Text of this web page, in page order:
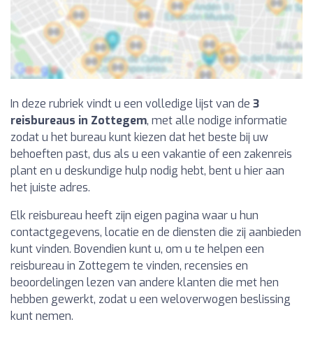
In deze rubriek vindt u een volledige lijst van de 3
reisbureaus in Zottegem, met alle nodige informatie
zodat u het bureau kunt kiezen dat het beste bij uw
behoeften past, dus als u een vakantie of een zakenreis
plant en u deskundige hulp nodig hebt, bent u hier aan
het juiste adres.
Elk reisbureau heeft zijn eigen pagina waar u hun
contactgegevens, locatie en de diensten die zij aanbieden
kunt vinden. Bovendien kunt u, om u te helpen een
reisbureau in Zottegem te vinden, recensies en
beoordelingen lezen van andere klanten die met hen
hebben gewerkt, zodat u een weloverwogen beslissing
kunt nemen.